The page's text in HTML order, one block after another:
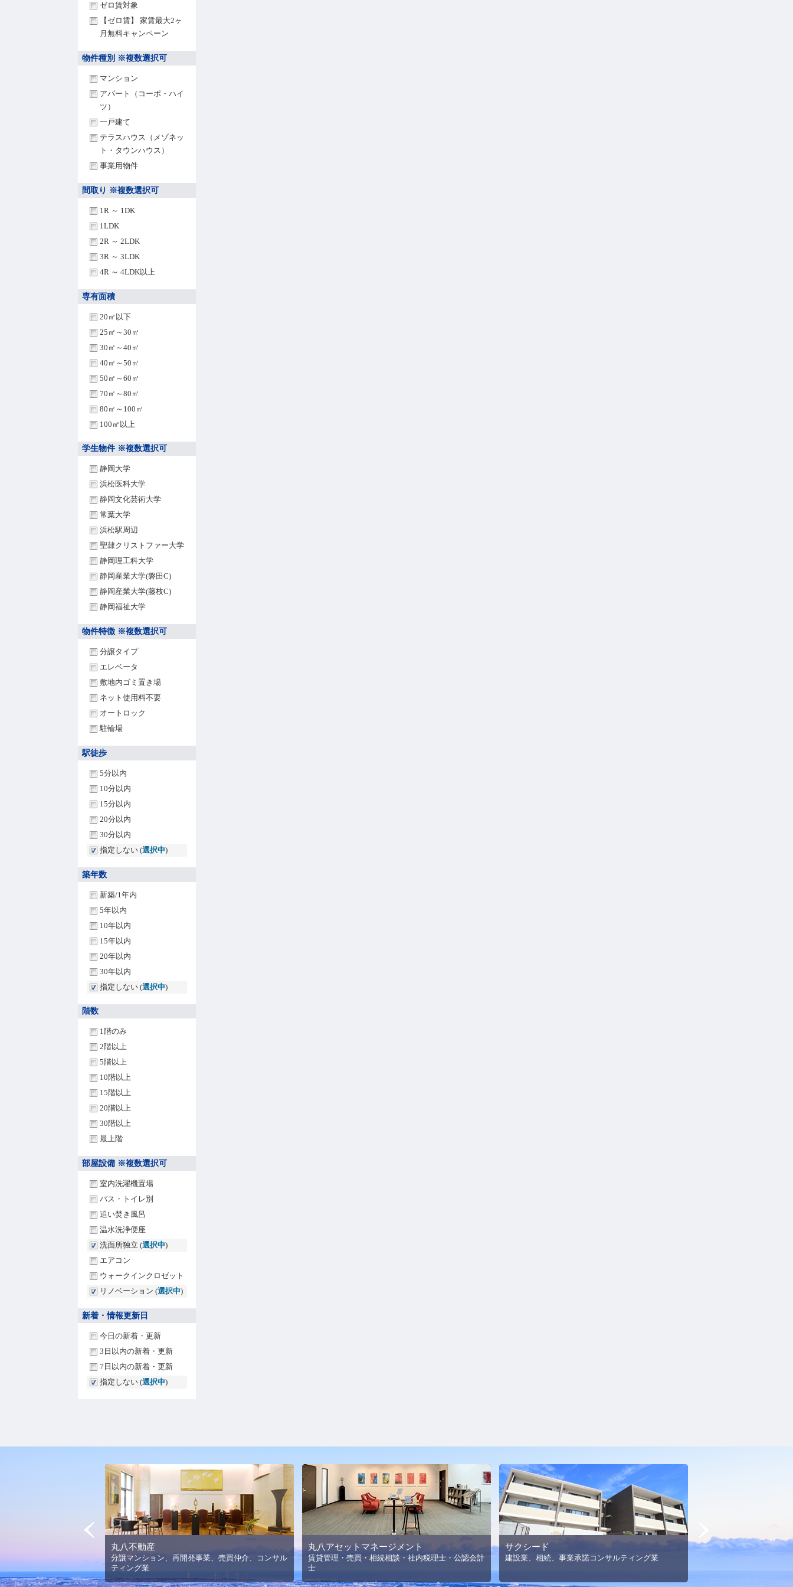
ゼロ賃対象
【ゼロ賃】 家賃最大2ヶ
月無料キャンペーン
物件種別 ※複数選択可
マンション
アパート（コーポ・ハイ
ツ）
一戸建て
テラスハウス（メゾネッ
ト・タウンハウス）
事業用物件
間取り ※複数選択可
1R ～ 1DK
1LDK
2R ～ 2LDK
3R ～ 3LDK
4R ～ 4LDK以上
専有面積
20㎡以下
25㎡～30㎡
30㎡～40㎡
40㎡～50㎡
50㎡～60㎡
70㎡～80㎡
80㎡～100㎡
100㎡以上
学生物件 ※複数選択可
静岡大学
浜松医科大学
静岡文化芸術大学
常葉大学
浜松駅周辺
聖隷クリストファー大学
静岡理工科大学
静岡産業大学(磐田C)
静岡産業大学(藤枝C)
静岡福祉大学
物件特徴 ※複数選択可
分譲タイプ
エレベータ
敷地内ゴミ置き場
ネット使用料不要
オートロック
駐輪場
駅徒歩
5分以内
10分以内
15分以内
20分以内
30分以内
指定しない (選択中)
築年数
新築/1年内
5年以内
10年以内
15年以内
20年以内
30年以内
指定しない (選択中)
階数
1階のみ
2階以上
5階以上
10階以上
15階以上
20階以上
30階以上
最上階
部屋設備 ※複数選択可
室内洗濯機置場
バス・トイレ別
追い焚き風呂
温水洗浄便座
洗面所独立 (選択中)
エアコン
ウォークインクロゼット
リノベーション (選択中)
新着・情報更新日
今日の新着・更新
3日以内の新着・更新
7日以内の新着・更新
指定しない (選択中)
丸八不動産
分譲マンション、再開発事業、売買仲介、コンサル
ティング業
丸八アセットマネージメント
賃貸管理・売買・相続相談・社内税理士・公認会計
士
サクシード
建設業、相続、事業承諾コンサルティング業
MSエネルギー
Next